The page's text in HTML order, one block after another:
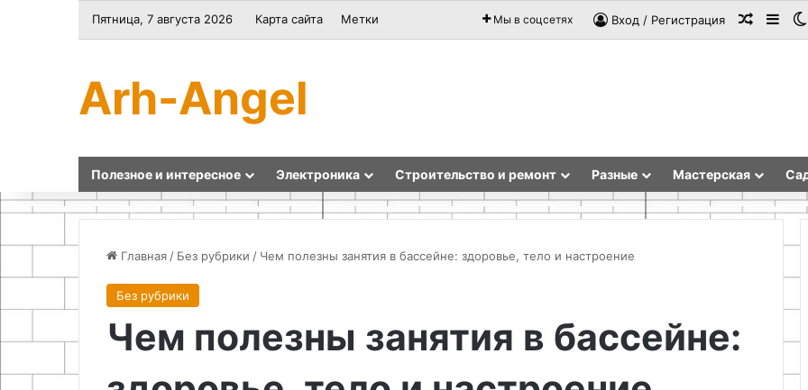
Пятница, 7 августа 2026 Карта сайта Метки Мы в соцсетях Вход / Регистрация
Arh-Angel
Полезное и интересное Электроника Строительство и ремонт Разные Мастерская
Главная / Без рубрики / Чем полезны занятия в бассейне: здоровье, тело и настроение
Без рубрики
Чем полезны занятия в бассейне:
ускорить
мобильный
быстро
шкаф-
купе
Ростове-